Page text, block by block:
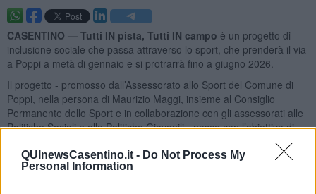
QUInewsCasentino.it - Do Not Process My
Personal Information
CASENTINO — Tutti IN pista, Tutti IN campo è un progetto di
inclusione sociale che passa attraverso lo sport, che prenderà il via
a Poppi a metà di gennaio e si protrarrà fino a giugno 2026.
Il progetto - promosso dall’Assessorato allo Sport del Comune di
Poppi, nella persona di Maurizio Maggi, insieme al Consiglio
Permanente dello Sport e in collaborazione con gli assessorati alle
Politiche Sociali e alle Politiche Giovanili - nasce con l’obiettivo di
favorire l’inserimento di bambini e ragazzi con autismo o altre
disabilità intellettive, nelle attività sportive del territorio di
Poppi, grazie alla presenza di personale specializzato. Il percorso